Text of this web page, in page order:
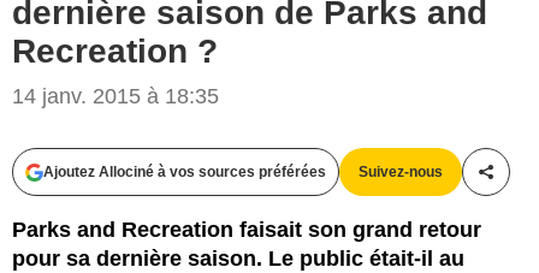
dernière saison de Parks and
Recreation ?
14 janv. 2015 à 18:35
Ajoutez Allociné à vos sources préférées Suivez-nous
Parks and Recreation faisait son grand retour
pour sa dernière saison. Le public était-il au
Ben Cohen/NBC